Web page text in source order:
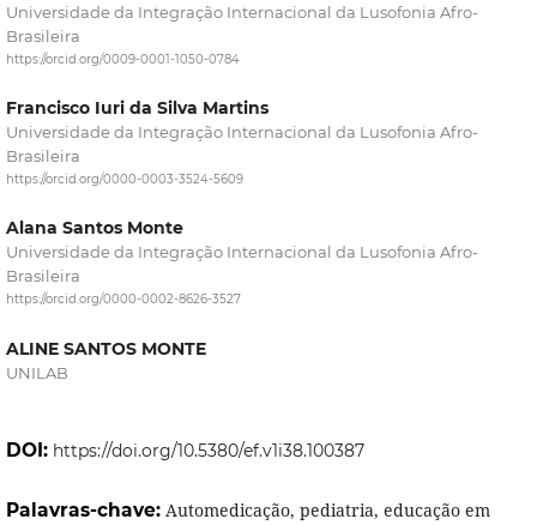
Universidade da Integração Internacional da Lusofonia Afro-
Brasileira
https://orcid.org/0009-0001-1050-0784
Francisco Iuri da Silva Martins
Universidade da Integração Internacional da Lusofonia Afro-
Brasileira
https://orcid.org/0000-0003-3524-5609
Alana Santos Monte
Universidade da Integração Internacional da Lusofonia Afro-
Brasileira
https://orcid.org/0000-0002-8626-3527
ALINE SANTOS MONTE
UNILAB
DOI: https://doi.org/10.5380/ef.v1i38.100387
Palavras-chave: Automedicação, pediatria, educação em